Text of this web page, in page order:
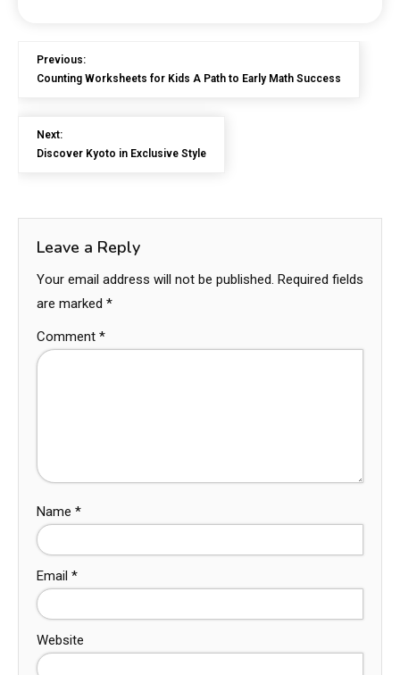
Previous:
Counting Worksheets for Kids A Path to Early Math Success
Next:
Discover Kyoto in Exclusive Style
Leave a Reply
Your email address will not be published. Required fields
are marked *
Comment *
Name *
Email *
Website